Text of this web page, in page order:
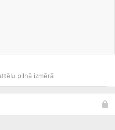
pilnā izmērā